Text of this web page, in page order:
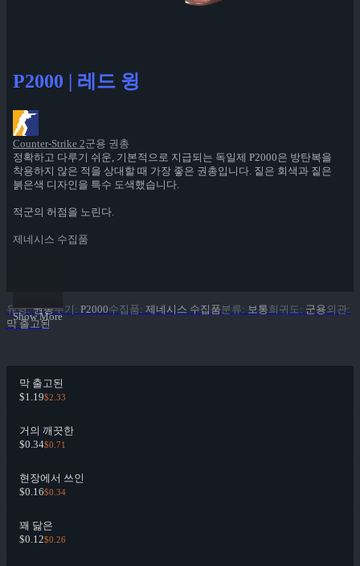
P2000 | 레드 윙
Counter-Strike 2군용 권총
정확하고 다루기 쉬운, 기본적으로 지급되는 독일제 P2000은 방탄복을
착용하지 않은 적을 상대할 때 가장 좋은 권총입니다. 짙은 회색과 짙은
붉은색 디자인을 특수 도색했습니다.
적군의 허점을 노린다.
제네시스 수집품
Show More
유형: 권총무기 : P2000수집품: 제네시스 수집품분류: 보통희귀도 : 군용외관:
막 출고된
막 출고된
$1.19$2.33
거의 깨끗한
$0.34$0.71
현장에서 쓰인
$0.16$0.34
꽤 닳은
$0.12$0.26